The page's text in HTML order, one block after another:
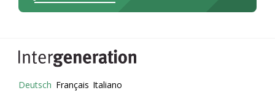
Deutsch Français Italiano